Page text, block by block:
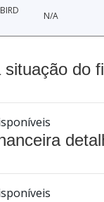
N/A
situação do